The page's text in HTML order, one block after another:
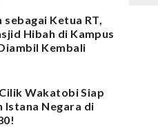
sebagai Ketua RT,
Hibah di Kampus
Kembali
Wakatobi Siap
Istana Negara di